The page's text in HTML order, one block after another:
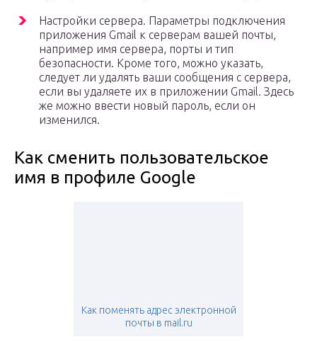
Настройки сервера. Параметры подключения
приложения Gmail к серверам вашей почты,
например имя сервера, порты и тип
безопасности. Кроме того, можно указать,
следует ли удалять ваши сообщения с сервера,
если вы удаляете их в приложении Gmail. Здесь
же можно ввести новый пароль, если он
изменился.
Как сменить пользовательское
имя в профиле Google
Как поменять адрес электронной
почты в mail.ru